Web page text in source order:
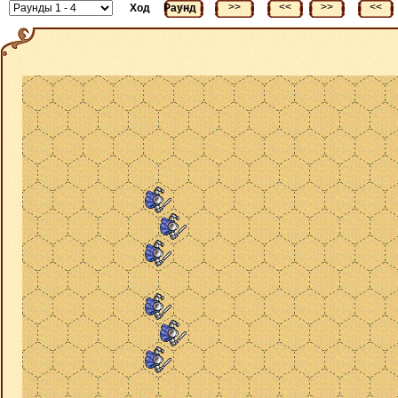
<< >> <<
Ход >> <<
Раунд